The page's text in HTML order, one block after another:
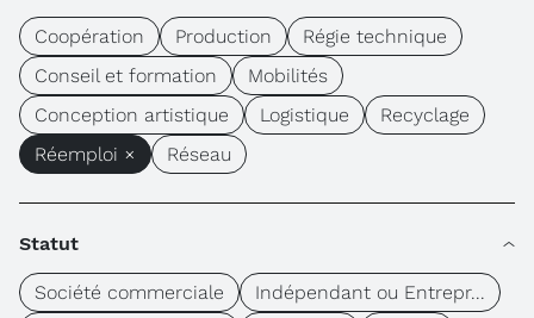
Coopération Production
Régie technique
Conseil et formation
Mobilités
Conception artistique
Logistique
Recyclage
Réemploi ×
Réseau
Statut
Société commerciale
Indépendant ou Entrepr...